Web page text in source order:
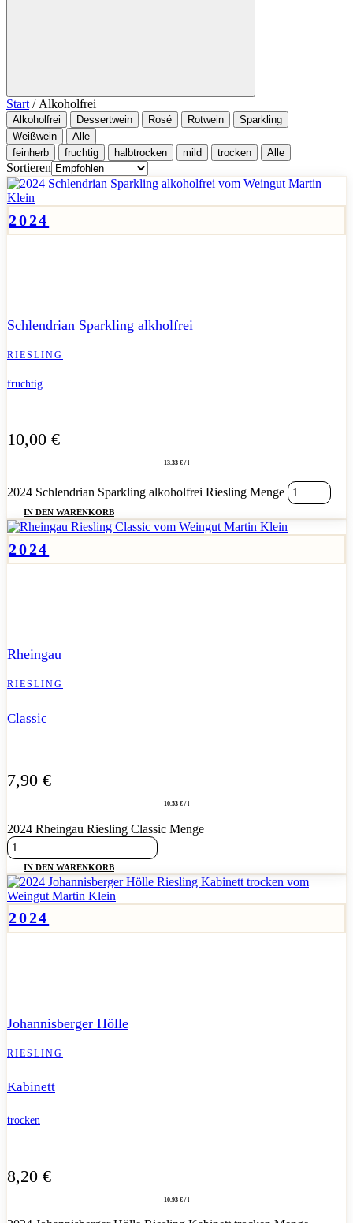
Start / Alkoholfrei
Alkoholfrei Dessertwein Rosé Rotwein
Sparkling
Weißwein
Alle
feinherb
fruchtig halbtrocken mild trocken Alle
Sortieren
2024
Schlendrian Sparkling alkholfrei
RIESLING
fruchtig
10,00 €
13.33 € / l
2024 Schlendrian Sparkling alkoholfrei Riesling Menge
IN DEN WARENKORB
2024
Rheingau
RIESLING
Classic
7,90 €
10.53 € / l
2024 Rheingau Riesling Classic Menge
IN DEN WARENKORB
2024
Johannisberger Hölle
RIESLING
Kabinett
trocken
8,20 €
10.93 € / l